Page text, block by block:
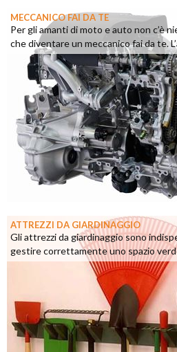
MECCANICO FAI DA TE
Per gli amanti di moto e auto non c’è
che diventare un meccanico fai da te.
ATTREZZI DA GIARDINAGGIO
Gli attrezzi da giardinaggio sono
gestire correttamente uno spazio